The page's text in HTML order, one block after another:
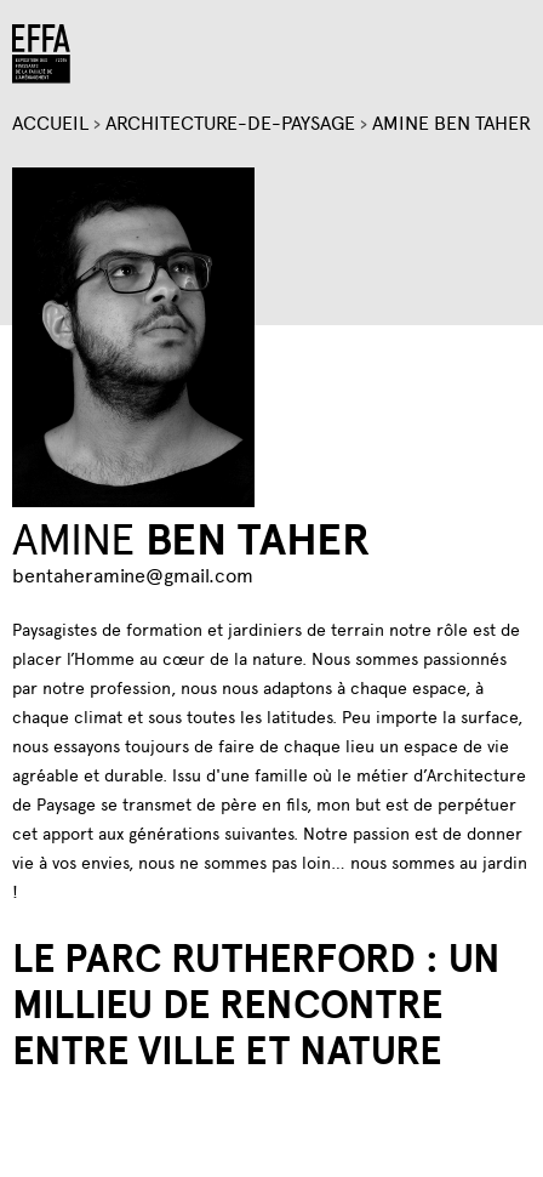
VOUS
ÊTES
ACCUEIL ›ARCHITECTURE-DE-PAYSAGE ›AMINE BEN TAHER
AMINE BEN TAHER
bentaheramine@gmail.com
Paysagistes de formation et jardiniers de terrain notre rôle est de
placer l’Homme au cœur de la nature. Nous sommes passionnés
par notre profession, nous nous adaptons à chaque espace, à
chaque climat et sous toutes les latitudes. Peu importe la surface,
nous essayons toujours de faire de chaque lieu un espace de vie
agréable et durable. Issu d'une famille où le métier d’Architecture
de Paysage se transmet de père en fils, mon but est de perpétuer
cet apport aux générations suivantes. Notre passion est de donner
vie à vos envies, nous ne sommes pas loin… nous sommes au jardin
!
LE PARC RUTHERFORD : UN
MILLIEU DE RENCONTRE
ENTRE VILLE ET NATURE